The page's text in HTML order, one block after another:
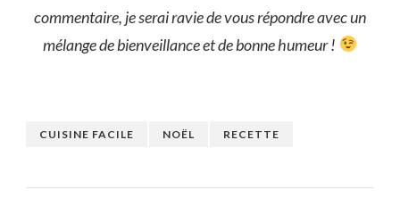
commentaire, je serai ravie de vous répondre avec un
mélange de bienveillance et de bonne humeur!
CUISINE FACILE NOËL RECETTE